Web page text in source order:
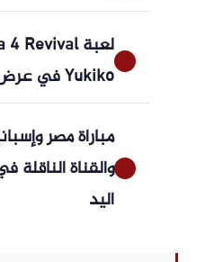
Yukiko في عرض دعائي جديد
مباراة مصر
والقناة
اليد